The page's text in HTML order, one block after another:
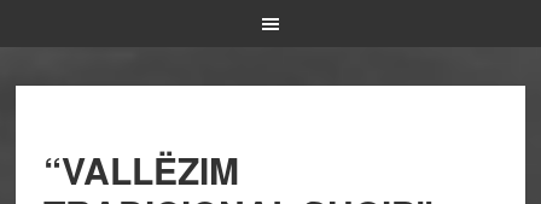
“VALLËZIM